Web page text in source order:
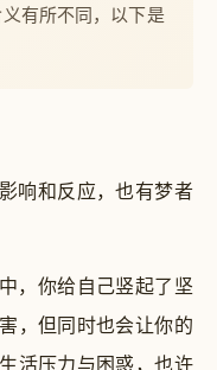
有所不同，以下是
响和反应，也有梦者
，你给自己竖起了坚
，但同时也会让你的
活压力与困惑，也许